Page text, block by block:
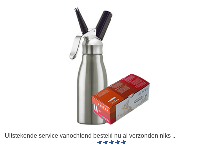
Uitstekende service vanochtend besteld nu al verzonden niks ..